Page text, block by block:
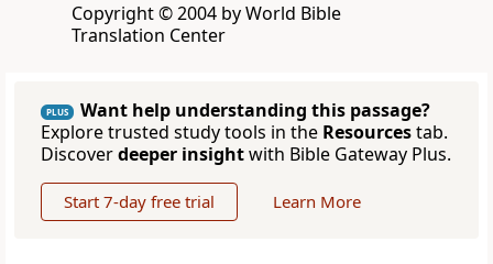
Copyright © 2004 by World Bible
Translation Center
PLUS
Want help understanding this passage?
Explore trusted study tools in the Resourcestab.
Discoverdeeper insightwith Bible Gateway Plus.
Start 7-day free trial Learn More